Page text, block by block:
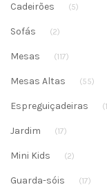
Cadeirões (5)
Sofás (2)
Mesas (117)
Mesas Altas (55)
Espreguiçadeiras
Jardim (17)
Mini Kids (2)
Guarda-sóis (17)